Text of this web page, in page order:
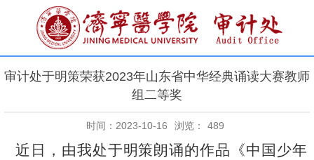
审计处于明策荣获2023年山东省中华经典诵读大赛教师
组二等奖
时间：2023-10-16 浏览： 489
近日，由我处于明策朗诵的作品《中国少年